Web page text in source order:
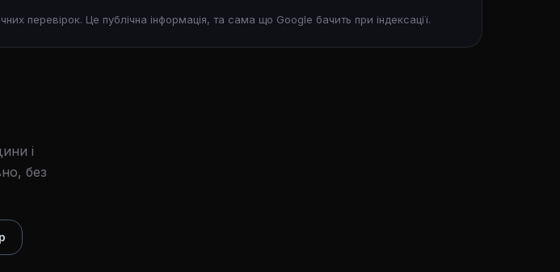
перевірок. Це публічна інформація, та сама що Google бачить при індексації.
і
без